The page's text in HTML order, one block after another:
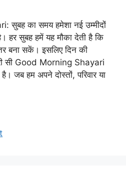
सुबह का समय हमेशा नई उम्मीदों
हर सुबह हमें यह मौका देती है कि
बना सकें। इसलिए दिन की
सी Good Morning Shayari
जब हम अपने दोस्तों, परिवार या